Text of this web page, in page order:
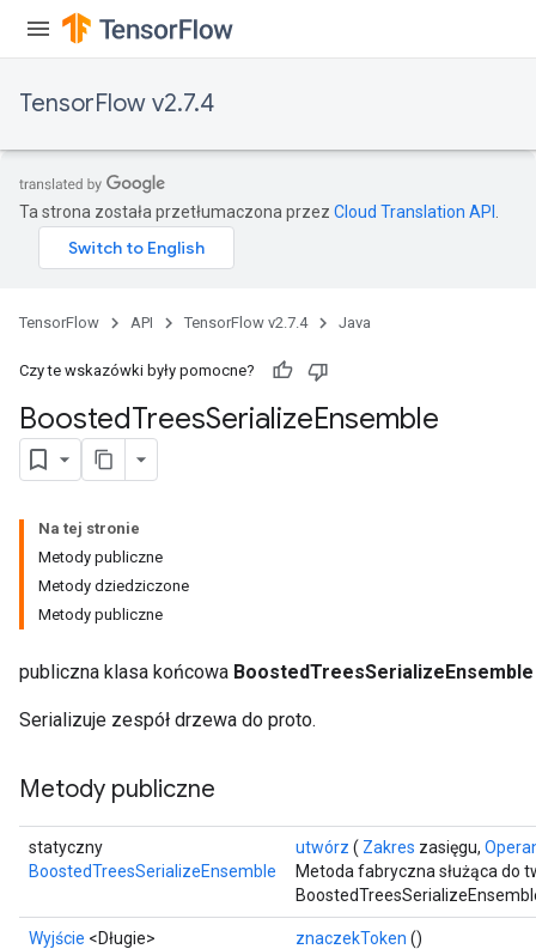
TensorFlow v2.7.4
Ta strona została przetłumaczona przez Cloud Translation API
TensorFlow API TensorFlow v2.7.4 Java
Czy te wskazówki były pomocne?
BoostedTreesSerializeEnsemble
Na tej stronie
Metody publiczne
Metody dziedziczone
Metody publiczne
publiczna klasa końcowa BoostedTreesSerializeEnsemble
Serializuje zespół drzewa do proto.
Metody publiczne
statyczny
BoostedTreesSerializeEnsemble
utwórz ( Zakres zasięgu,
Metoda fabryczna służąca do
Wyjście <Długie> znaczekToken ()